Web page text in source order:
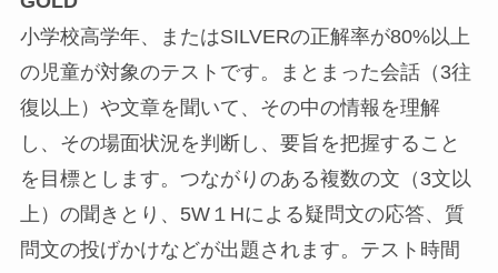
小学校高学年、またはSILVERの正解率が80%以上
の児童が対象のテストです。まとまった会話（3往
復以上）や文章を聞いて、その中の情報を理解
し、その場面状況を判断し、要旨を把握すること
を目標とします。つながりのある複数の文（3文以
上）の聞きとり、5W１Hによる疑問文の応答、質
問文の投げかけなどが出題されます。テスト時間